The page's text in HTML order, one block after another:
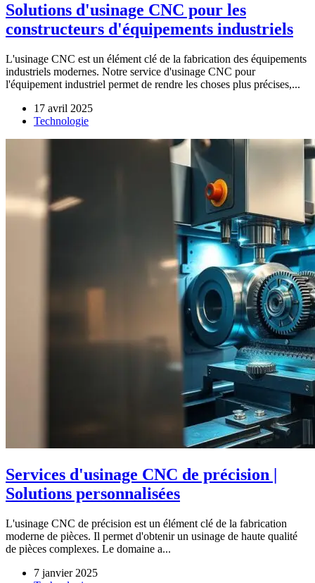
Solutions d'usinage CNC pour les
constructeurs d'équipements industriels
L'usinage CNC est un élément clé de la fabrication des équipements
industriels modernes. Notre service d'usinage CNC pour
l'équipement industriel permet de rendre les choses plus précises,...
17 avril 2025
Technologie
Services d'usinage CNC de précision |
Solutions personnalisées
L'usinage CNC de précision est un élément clé de la fabrication
moderne de pièces. Il permet d'obtenir un usinage de haute qualité
de pièces complexes. Le domaine a...
7 janvier 2025